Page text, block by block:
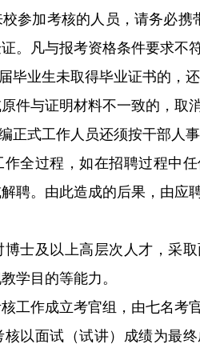
校参加考核的人员，请务必
。凡与报考资格条件要求不
毕业生未取得毕业证书的，
件与证明材料不一致的，取
正式工作人员还须按干部人
作全过程，如在招聘过程中
聘。由此造成的后果，由应
博士及以上高层次人才，采
学目的等能力。
核工作成立考官组，由七名考
核以面试（试讲）成绩为最